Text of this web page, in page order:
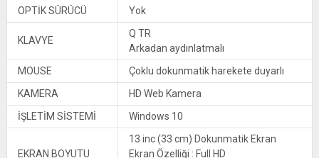
OPTİK SÜRÜCÜ
Yok
KLAVYE
Q TR
Arkadan aydınlatmalı
MOUSE
Çoklu dokunmatik harekete duyarlı
KAMERA
HD Web Kamera
İŞLETİM SİSTEMİ
Windows 10
EKRAN BOYUTU
13 inc (33 cm) Dokunmatik Ekran
Ekran Özelliği : Full HD